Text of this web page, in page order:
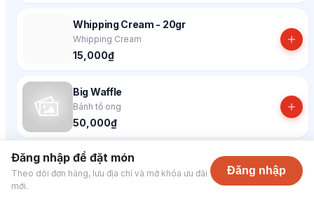
Whipping Cream - 20gr
Whipping Cream
15,000₫
Big Waffle
Bánh tổ ong
50,000₫
Espresso Shot
Espresso Shot
Đăng nhập để đặt món
Theo dõi đơn hàng, lưu địa chỉ và mở khóa ưu đãi
mới.
Đăng nhập